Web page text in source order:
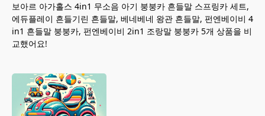
보아르 아가홀스 4in1 무소음 아기 붕붕카 흔들말 스프링카 세트,
에듀플레이 흔들기린 흔들말, 베네베네 왕관 흔들말, 펀엔베이비 4
in1 흔들말 붕붕카, 펀엔베이비 2in1 조랑말 붕붕카 5개 상품을 비
교했어요!